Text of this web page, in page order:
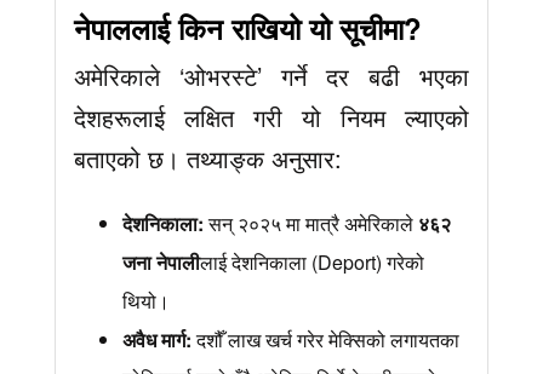
नेपाललाई किन राखियो यो सूचीमा?
अमेरिकाले ‘ओभरस्टे’ गर्ने दर बढी भएका
देशहरूलाई लक्षित गरी यो नियम ल्याएको
बताएको छ। तथ्याङ्क अनुसार:
देशनिकाला:सन् २०२५ मा मात्रै अमेरिकाले ४६२
जना नेपालीलाई देशनिकाला (Deport) गरेको
थियो।
अवैध मार्ग:दशौँ लाख खर्च गरेर मेक्सिको लगायतका